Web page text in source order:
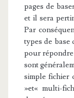
pages de
et il sera
Par
types de
pour répondre
sont
simple fichier
»et« multi-